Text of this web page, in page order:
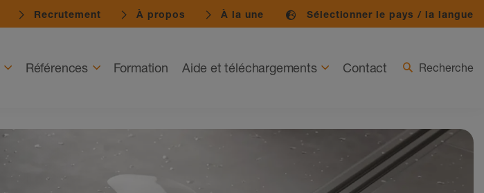
Recrutement À propos À la une Sélectionner le pays / la langue
Références Formation Aide et téléchargements Contact Recherche